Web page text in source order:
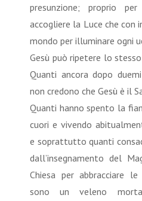
presunzione; proprio
accogliere la Luce che con
mondo per illuminare ogni
Gesù può ripetere lo
Quanti ancora dopo
non credono che Gesù è il
Quanti hanno spento la
cuori e vivendo
e soprattutto quanti
dall’insegnamento del
Chiesa per abbracciare
sono un veleno